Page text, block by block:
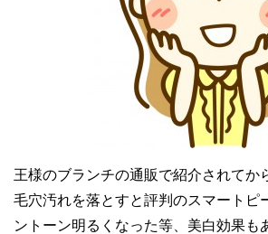
王様のブランチの通販で紹介されてか
毛穴汚れを落とすと評判のスマートピ
ントーン明るくなった等、美白効果も